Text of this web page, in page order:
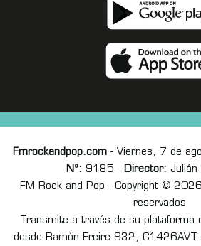
Fmrockandpop.com- Viernes, 7 de
Nº: 9185 - Director: Julián
FM Rock and Pop - Copyright ©
reservados
Transmite a través de su
desde Ramón Freire 932, C1426AVT